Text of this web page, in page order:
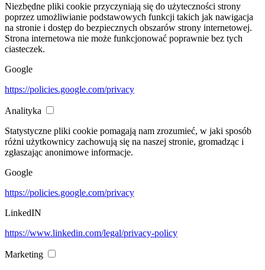
Niezbędne pliki cookie przyczyniają się do użyteczności strony
poprzez umożliwianie podstawowych funkcji takich jak nawigacja
na stronie i dostęp do bezpiecznych obszarów strony internetowej.
Strona internetowa nie może funkcjonować poprawnie bez tych
ciasteczek.
Google
https://policies.google.com/privacy
Analityka
Statystyczne pliki cookie pomagają nam zrozumieć, w jaki sposób
różni użytkownicy zachowują się na naszej stronie, gromadząc i
zgłaszając anonimowe informacje.
Google
https://policies.google.com/privacy
LinkedIN
https://www.linkedin.com/legal/privacy-policy
Marketing